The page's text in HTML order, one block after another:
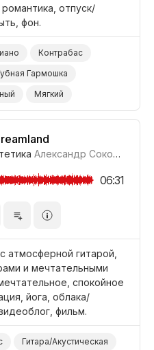
отпуск/
фон.
Контрабас
Гармошка
Мягкий
Отпуск/Каникулы
Кино
Фон/Окружение
Александр Соколов
06:31
гитарой,
и мечтательными
спокойное
йога, облака/
фильм.
Гитара/Акустическая